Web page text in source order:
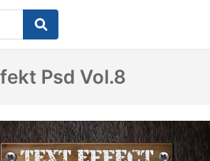
Psd Vol.8